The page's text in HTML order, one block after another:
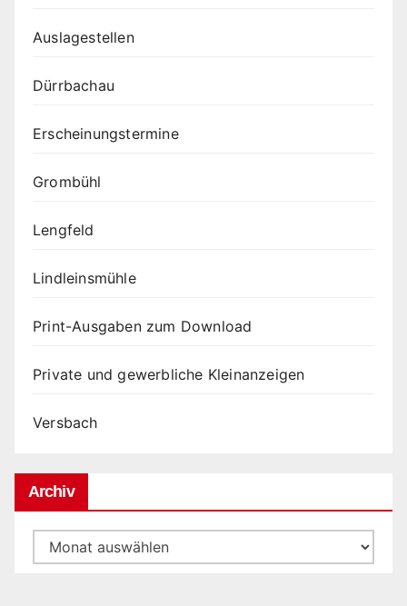
Auslagestellen
Dürrbachau
Erscheinungstermine
Grombühl
Lengfeld
Lindleinsmühle
Print-Ausgaben zum Download
Private und gewerbliche Kleinanzeigen
Versbach
Archiv
Archiv